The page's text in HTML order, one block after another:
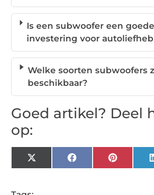
Is een subwoofer een goede
investering voor
Welke soorten subwoofers
beschikbaar?
Goed artikel? Deel
op:
X
(Twitter)
Facebook